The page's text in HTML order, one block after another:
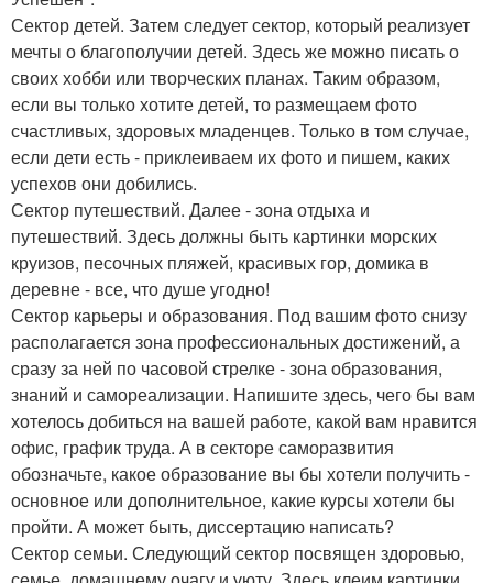
Сектор детей. Затем следует сектор, который реализует
мечты о благополучии детей. Здесь же можно писать о
своих хобби или творческих планах. Таким образом,
если вы только хотите детей, то размещаем фото
счастливых, здоровых младенцев. Только в том случае,
если дети есть - приклеиваем их фото и пишем, каких
успехов они добились.
Сектор путешествий. Далее - зона отдыха и
путешествий. Здесь должны быть картинки морских
круизов, песочных пляжей, красивых гор, домика в
деревне - все, что душе угодно!
Сектор карьеры и образования. Под вашим фото снизу
располагается зона профессиональных достижений, а
сразу за ней по часовой стрелке - зона образования,
знаний и самореализации. Напишите здесь, чего бы вам
хотелось добиться на вашей работе, какой вам нравится
офис, график труда. А в секторе саморазвития
обозначьте, какое образование вы бы хотели получить -
основное или дополнительное, какие курсы хотели бы
пройти. А может быть, диссертацию написать?
Сектор семьи. Следующий сектор посвящен здоровью,